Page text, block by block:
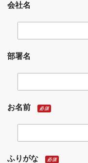
会社名
部署名
お名前 必須
ふりがな 必須